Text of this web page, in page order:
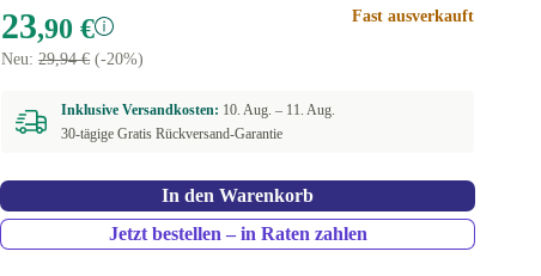
23,90 €
Neu:29,94 €(-20%)
Fast ausverkauft
Inklusive Versandkosten: 10. Aug. – 11. Aug.
30-tägige Gratis Rückversand-Garantie
In den Warenkorb
Jetzt bestellen – in Raten zahlen